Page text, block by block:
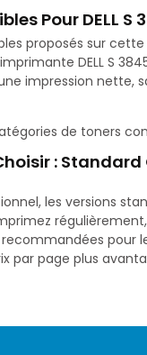
Pour DELL S
proposés sur
DELL S
impression nette,
de toners
: Standard
les versions
pour
par page plus